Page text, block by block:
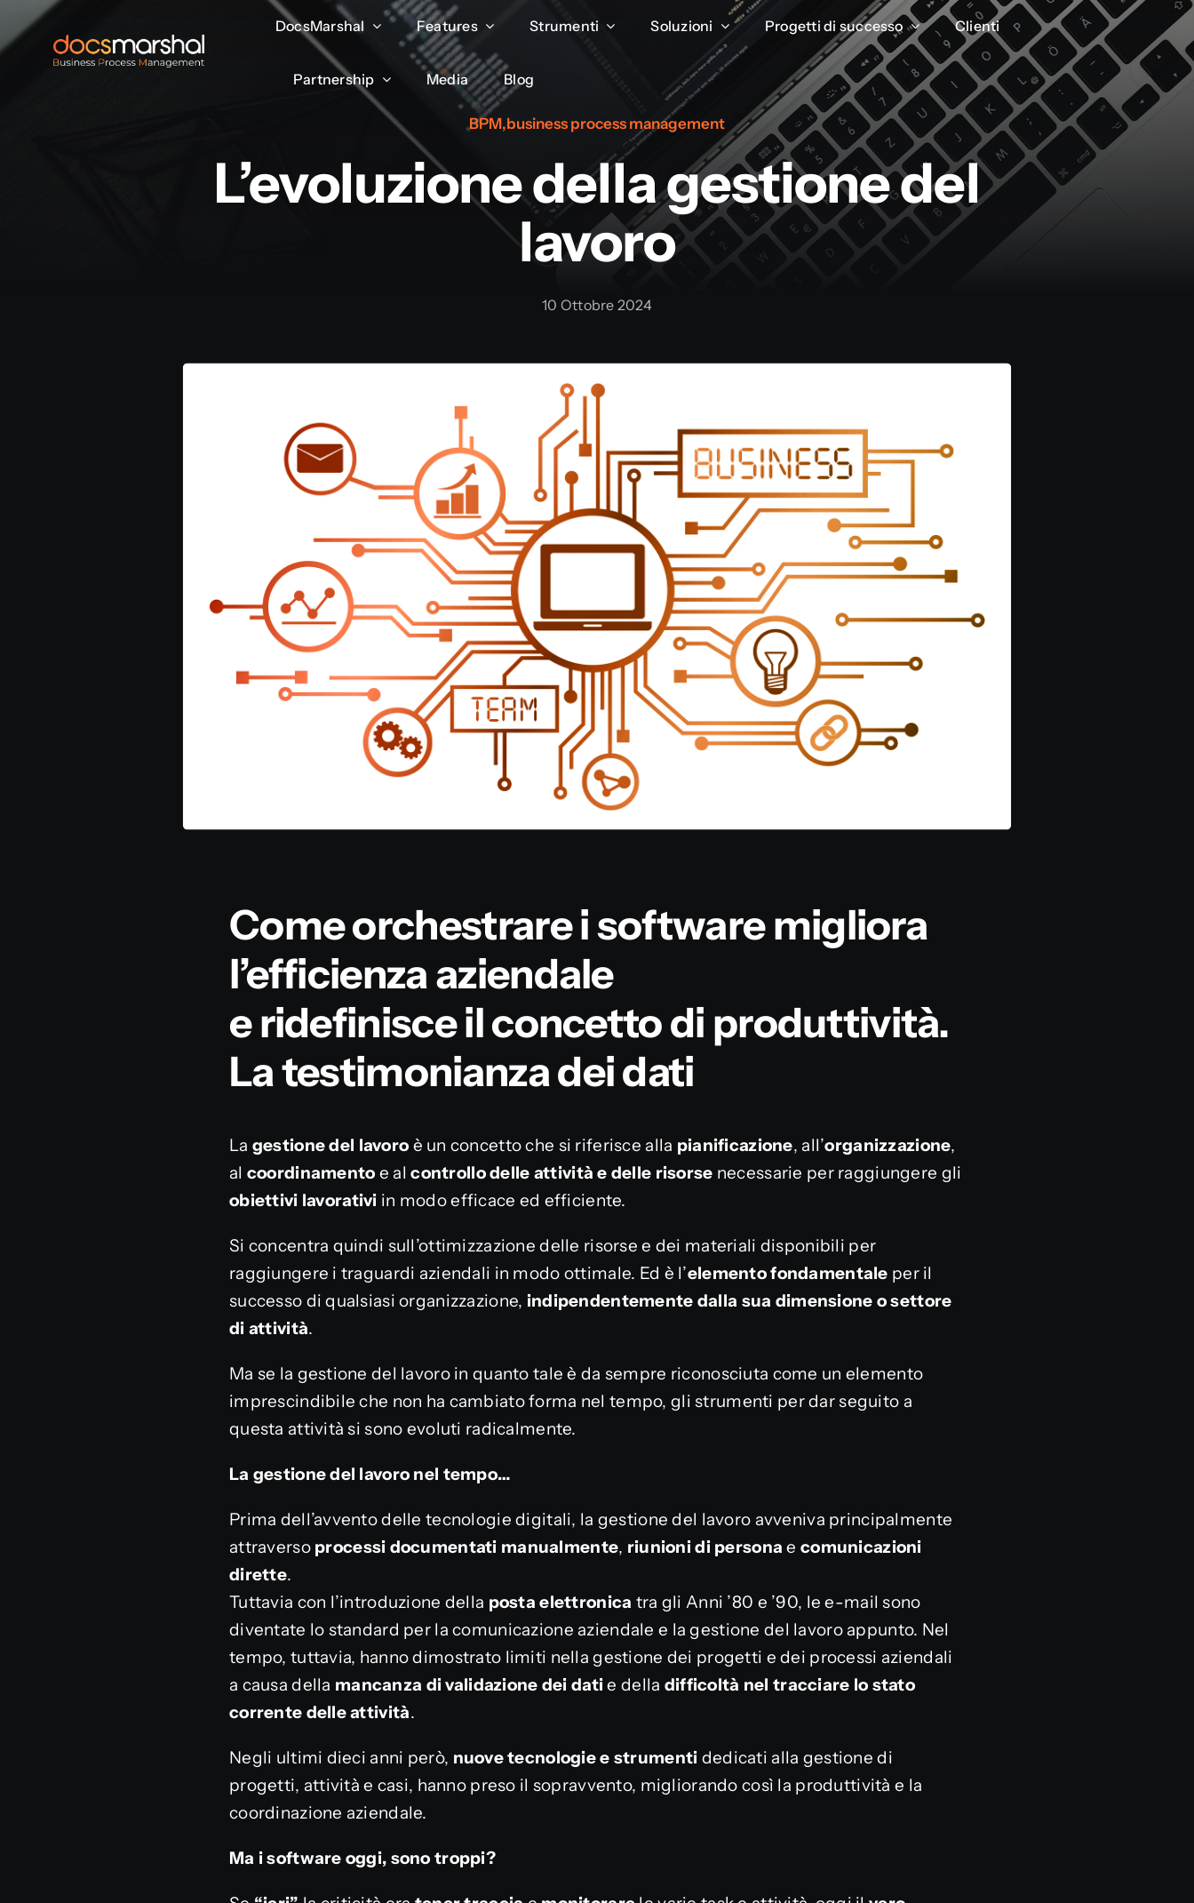
Salta
al
contenuto
DocsMarshal Features Strumenti Soluzioni Progetti di successo Clienti
Partnership Media Blog
DocsMarshal Features Strumenti Soluzioni Progetti di successo Clienti
Partnership Media Blog
BPM,business process management
L’evoluzione della gestione del
lavoro
10 Ottobre 2024
Come orchestrare i software migliora
l’efficienza aziendale
e ridefinisce il concetto di produttività.
La testimonianza dei dati
La gestione del lavoro è un concetto che si riferisce alla pianificazione, all’organizzazione,
al coordinamento e alcontrollo delle attività e delle risorse necessarie per raggiungere gli
obiettivi lavorativi in modo efficace ed efficiente.
Si concentra quindi sull’ottimizzazione delle risorse e dei materiali disponibili per
raggiungere i traguardi aziendali in modo ottimale. Ed è l’elemento fondamentale per il
successo di qualsiasi organizzazione, indipendentemente dalla sua dimensione o settore
di attività.
Ma se la gestione del lavoro in quanto tale è da sempre riconosciuta come un elemento
imprescindibile che non ha cambiato forma nel tempo, gli strumenti per dar seguito a
questa attività si sono evoluti radicalmente.
La gestione del lavoro nel tempo…
Prima dell’avvento delle tecnologie digitali, la gestione del lavoro avveniva principalmente
attraverso processi documentati manualmente, riunioni di persona e comunicazioni
dirette.
Tuttavia con l’introduzione della posta elettronica tra gli Anni ’80 e ’90, le e-mail sono
diventate lo standard per la comunicazione aziendale e la gestione del lavoro appunto. Nel
tempo, tuttavia, hanno dimostrato limiti nella gestione dei progetti e dei processi aziendali
a causa della mancanza di validazione dei dati e della difficoltà nel tracciare lo stato
corrente delle attività.
Negli ultimi dieci anni però, nuove tecnologie e strumenti dedicati alla gestione di
progetti, attività e casi, hanno preso il sopravvento, migliorando così la produttività e la
coordinazione aziendale.
Ma i software oggi, sono troppi?